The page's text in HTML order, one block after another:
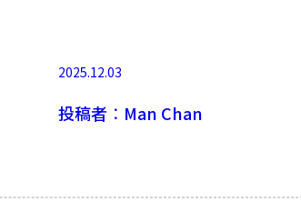
2025.12.03
投稿者︰Man Chan